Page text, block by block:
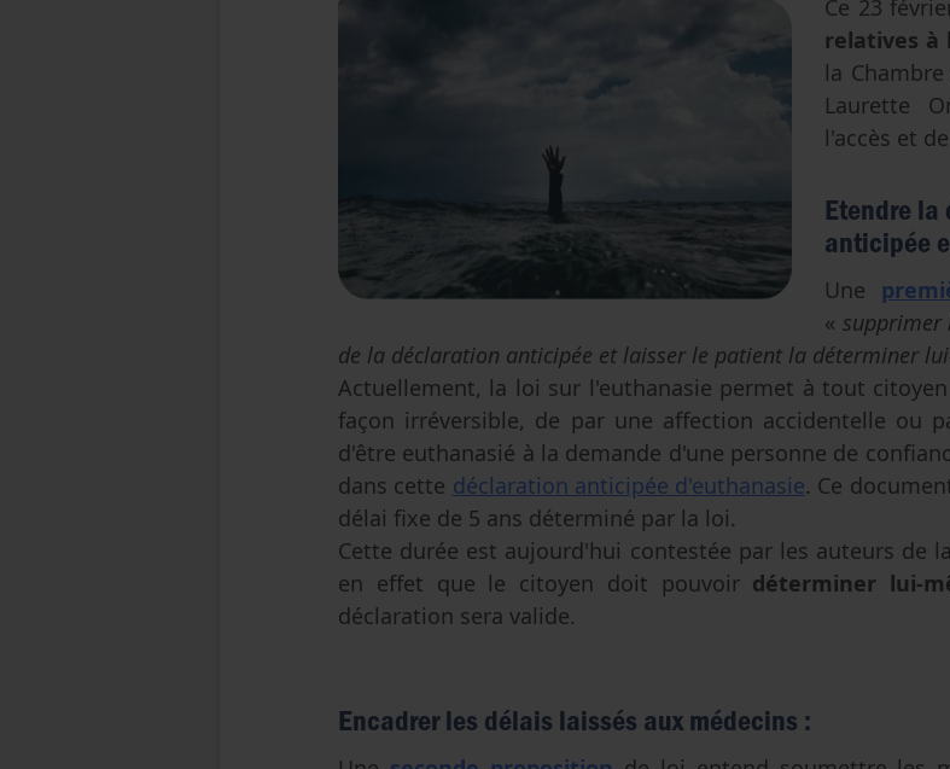
Filiation & accès aux
Genre & sexualité
Transhumanisme
Intelligence artificielle
Ce 23
relatives à
la
Laurette
l'accès et
Etendre la
anticipée
Une
« supprimer
de la déclaration anticipée et laisser le patient la déterminer
Actuellement, la loi sur l'euthanasie permet à tout
façon irréversible, de par une affection accidentelle ou
d'être euthanasié à la demande d'une personne de
dans cette déclaration anticipée d'euthanasie. Ce
délai fixe de 5 ans déterminé par la loi.
Cette durée est aujourd'hui contestée par les auteurs de
en effet que le citoyen doit pouvoir déterminer lui-
déclaration sera valide.
Encadrer les délais laissés aux médecins :